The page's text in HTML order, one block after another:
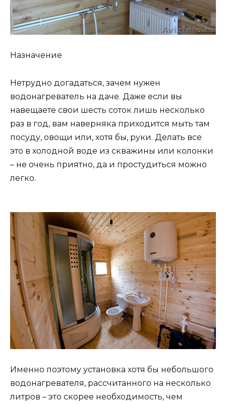
Назначение
Нетрудно догадаться, зачем нужен
водонагреватель на даче. Даже если вы
навещаете свои шесть соток лишь несколько
раз в год, вам наверняка приходится мыть там
посуду, овощи или, хотя бы, руки. Делать все
это в холодной воде из скважины или колонки
– не очень приятно, да и простудиться можно
легко.
Именно поэтому установка хотя бы небольшого
водонагревателя, рассчитанного на несколько
литров – это скорее необходимость, чем